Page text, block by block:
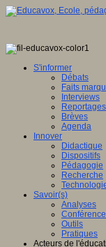
S'informer
Débats
Faits
Interviews
Reportages
Brèves
Agenda
Innover
Didactique
Dispositifs
Pédagogie
Recherche
Savoir(s)
Analyses
Outils
Pratiques
Acteurs de